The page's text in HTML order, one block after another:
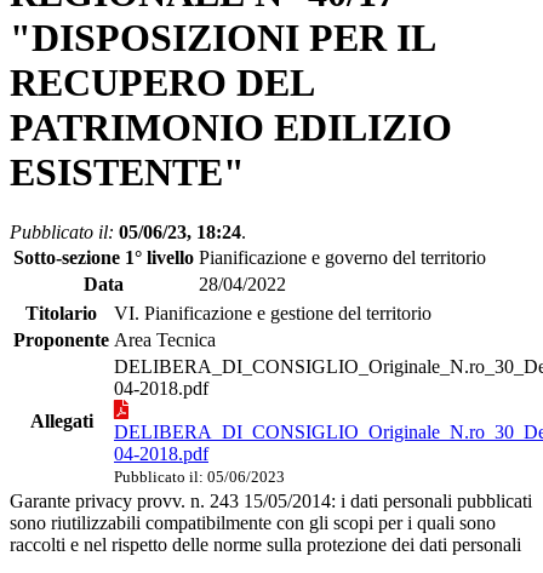
"DISPOSIZIONI PER IL
RECUPERO DEL
PATRIMONIO EDILIZIO
ESISTENTE"
Pubblicato il: 05/06/23, 18:24.
Sotto-sezione 1° livello Pianificazione e governo del territorio
Data
28/04/2022
Titolario
VI. Pianificazione e gestione del territorio
Proponente Area Tecnica
Allegati
04-2018.pdf
04-2018.pdf
Pubblicato il: 05/06/2023
Garante privacy provv. n. 243 15/05/2014: i dati personali pubblicati
sono riutilizzabili compatibilmente con gli scopi per i quali sono
raccolti e nel rispetto delle norme sulla protezione dei dati personali